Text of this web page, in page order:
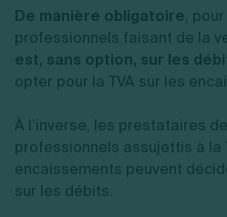
De manière obligatoire,
professionnels faisant de la
est, sans option, sur les
opter pour la TVA sur les
À l’inverse, les prestataires
professionnels assujettis à la
encaissements peuvent
sur les débits.